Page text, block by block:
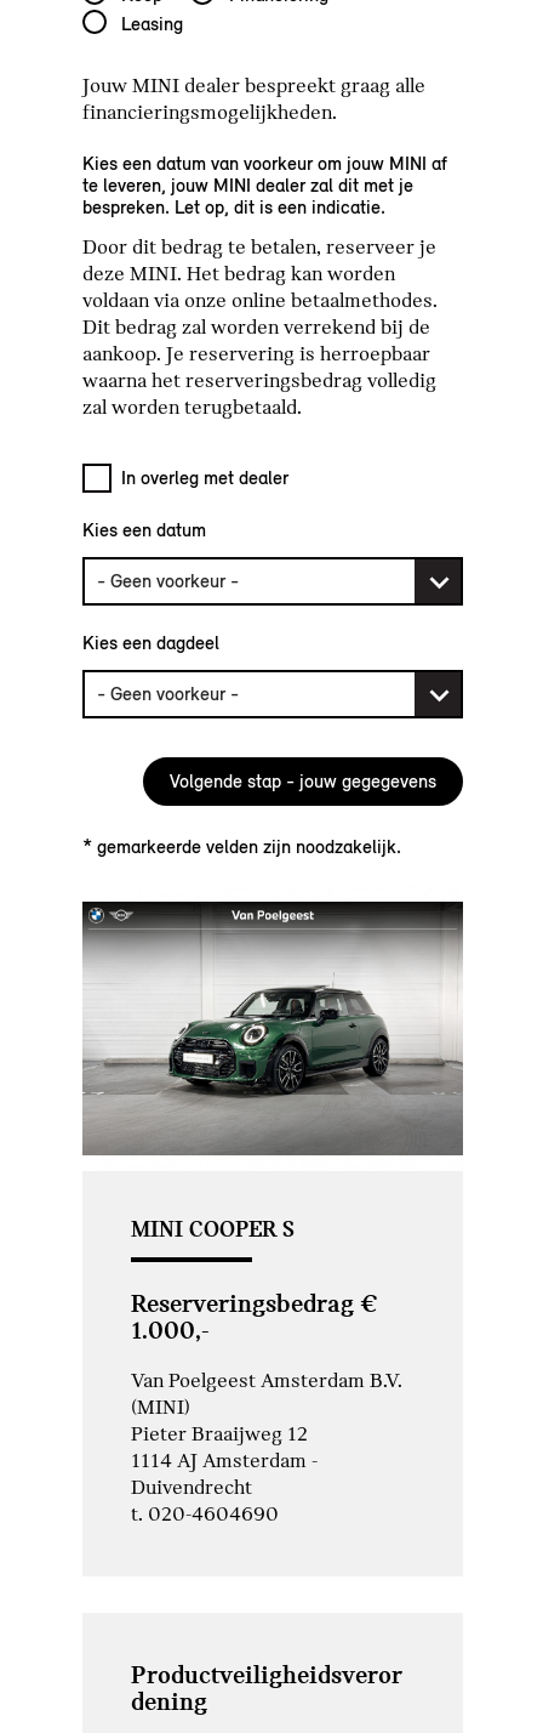
Leasing
Jouw MINI dealer bespreekt graag alle
financieringsmogelijkheden.
Kies een datum van voorkeur om jouw MINI af
te leveren, jouw MINI dealer zal dit met je
bespreken. Let op, dit is een indicatie.
Door dit bedrag te betalen, reserveer je
deze MINI. Het bedrag kan worden
voldaan via onze online betaalmethodes.
Dit bedrag zal worden verrekend bij de
aankoop. Je reservering is herroepbaar
waarna het reserveringsbedrag volledig
zal worden terugbetaald.
In overleg met dealer
Kies een datum
Kies een dagdeel
* gemarkeerde velden zijn noodzakelijk.
MINI COOPER S
Reserveringsbedrag €
1.000,-
Van Poelgeest Amsterdam B.V.
(MINI)
Pieter Braaijweg 12
1114 AJ Amsterdam -
Duivendrecht
t. 020-4604690
Productveiligheidsveror
dening